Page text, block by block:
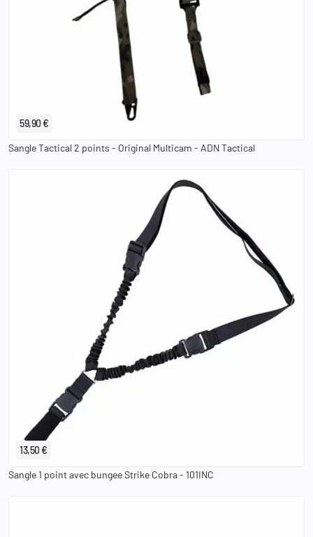
59,90 €
Sangle Tactical 2 points - Original Multicam - ADN Tactical
13,50 €
Sangle 1 point avec bungee Strike Cobra - 101INC